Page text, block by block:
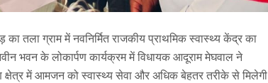
तला ग्राम में नवनिर्मित राजकीय प्राथमिक स्वास्थ्य केंद्र का
भवन के लोकार्पण कार्यक्रम में विधायक आदूराम मेघवाल ने
क्षेत्र में आमजन को स्वास्थ्य सेवा और अधिक बेहतर तरीके से मिलेगी